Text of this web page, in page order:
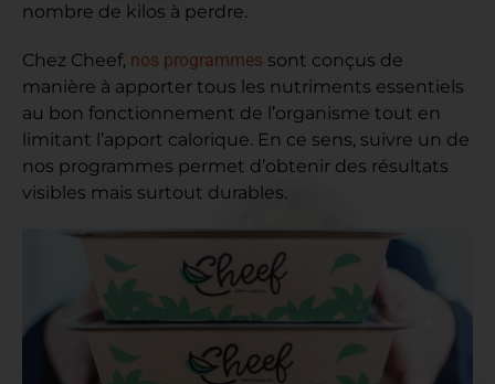
nombre de kilos à perdre.
Chez Cheef, nos programmes sont conçus de
manière à apporter tous les nutriments essentiels
au bon fonctionnement de l’organisme tout en
limitant l’apport calorique. En ce sens, suivre un de
nos programmes permet d’obtenir des résultats
visibles mais surtout durables.